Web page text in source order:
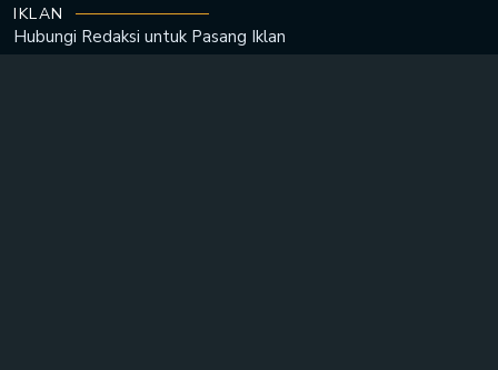
IKLAN
Hubungi Redaksi untuk Pasang Iklan